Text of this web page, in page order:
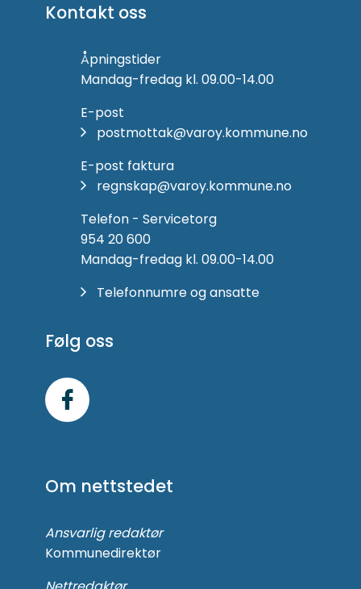
Kontakt oss
Åpningstider
Mandag-fredag kl. 09.00-14.00
E-post
postmottak@varoy.kommune.no
E-post faktura
regnskap@varoy.kommune.no
Telefon - Servicetorg
954 20 600
Mandag-fredag kl. 09.00-14.00
Telefonnumre og ansatte
Følg oss
Facebook
Om nettstedet
Ansvarlig redaktør
Kommunedirektør